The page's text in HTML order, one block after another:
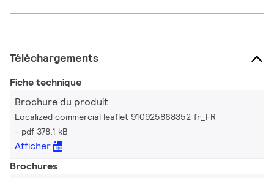
Téléchargements
Fiche technique
Brochure du produit
Localized commercial leaflet 910925868352 fr_FR
pdf 378.1 kB
Afficher
Brochures